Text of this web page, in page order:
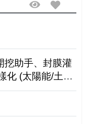
挖助手、封膜灌
化 (太陽能/土木/
需配合外地住宿
...